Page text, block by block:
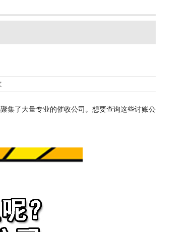
了大量专业的催收公司。想要查询这些讨账公